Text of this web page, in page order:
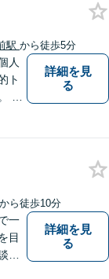
駅 から徒歩5分
人
ト
高
詳細を見
る
から徒歩10分
一
目
し
詳細を見
る